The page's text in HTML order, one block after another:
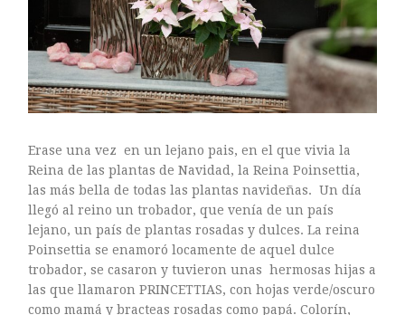
DECORACION
EXPOSICIONES
FLORISTERÍAS
INSTAGRAM
JARDINES
LOS PINTORES Y LAS FLORES
MAESTROS FLORISTAS
MARKETING
PLANTAS
ramos de novia
Erase una vez en un lejano pais, en el que vivia la
Reina de las plantas de Navidad, la Reina Poinsettia,
las más bella de todas las plantas navideñas. Un día
llegó al reino un trobador, que venía de un país
lejano, un país de plantas rosadas y dulces. La reina
Poinsettia se enamoró locamente de aquel dulce
trobador, se casaron y tuvieron unas hermosas hijas a
las que llamaron PRINCETTIAS, con hojas verde/oscuro
como mamá y bracteas rosadas como papá. Colorín,